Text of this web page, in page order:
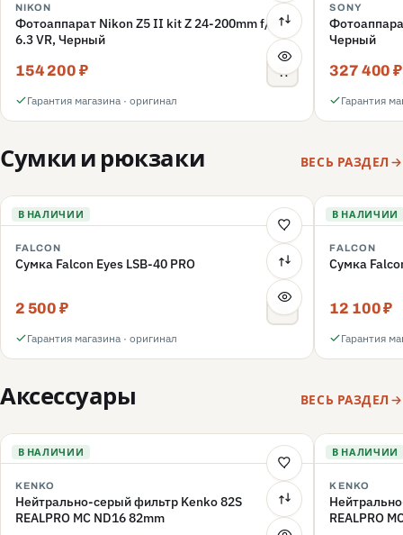
NIKON
Фотоаппарат Nikon Z5 II kit Z 24-200mm f/4-
6.3 VR, Черный
154 200 ₽
Гарантия магазина · оригинал
SONY
Черный
327 400 ₽
Гарантия
Сумки и рюкзаки ВЕСЬ РАЗДЕЛ
В НАЛИЧИИ
FALCON
Сумка Falcon Eyes LSB-40 PRO
2 500 ₽
Гарантия магазина · оригинал
В НАЛИЧИИ
FALCON
Сумка
12 100 ₽
Гарантия
Аксессуары ВЕСЬ РАЗДЕЛ
В НАЛИЧИИ
KENKO
Нейтрально-серый фильтр Kenko 82S
REALPRO MC ND16 82mm
В НАЛИЧИИ
KENKO
REALPRO